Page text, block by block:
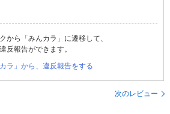
から「みんカラ」に遷移して、
違反報告ができます。
カラ」から、違反報告をする
次のレビュー